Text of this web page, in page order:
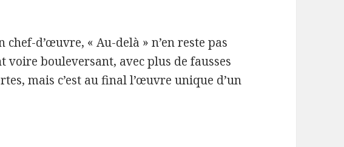
chef-d’œuvre, « Au-delà » n’en reste pas
bouleversant, avec plus de fausses
mais c’est au final l’œuvre unique d’un